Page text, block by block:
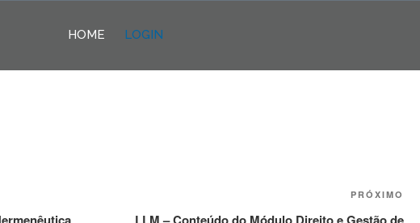
HOME LOGIN
PRÓXIMO
LLM – Conteúdo do Módulo Direito e Gestão de